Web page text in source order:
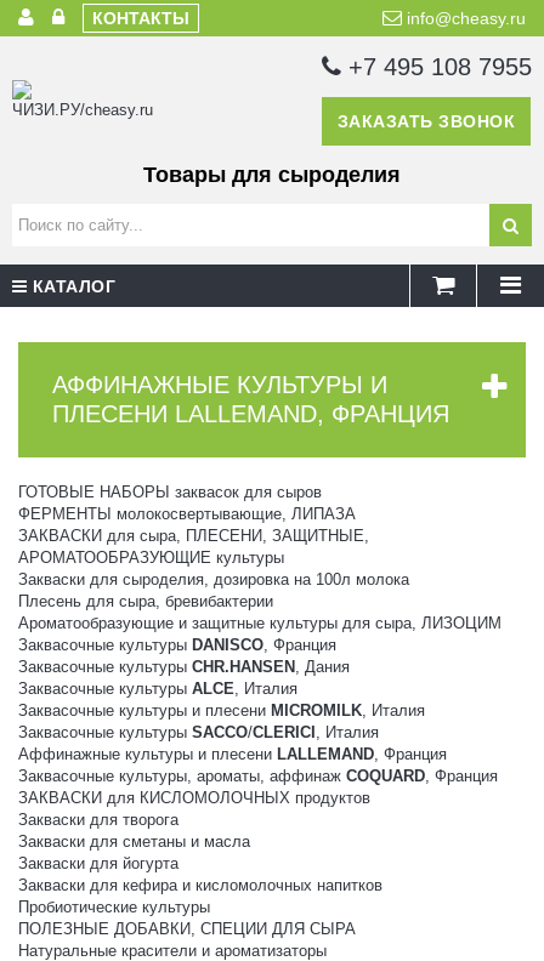
КОНТАКТЫ info@cheasy.ru
+7 495 108 7955
ЗАКАЗАТЬ ЗВОНОК
Товары для сыроделия
КАТАЛОГ
АФФИНАЖНЫЕ КУЛЬТУРЫ И
ПЛЕСЕНИ LALLEMAND, ФРАНЦИЯ
ГОТОВЫЕ НАБОРЫ заквасок для сыров
ФЕРМЕНТЫ молокосвертывающие, ЛИПАЗА
ЗАКВАСКИ для сыра, ПЛЕСЕНИ, ЗАЩИТНЫЕ,
АРОМАТООБРАЗУЮЩИЕ культуры
Закваски для сыроделия, дозировка на 100л молока
Плесень для сыра, бревибактерии
Ароматообразующие и защитные культуры для сыра, ЛИЗОЦИМ
Заквасочные культуры DANISCO, Франция
Заквасочные культуры CHR.HANSEN , Дания
Заквасочные культуры ALCE, Италия
Заквасочные культуры и плесени MICROMILK, Италия
Заквасочные культуры SACCO/CLERICI , Италия
Аффинажные культуры и плесени LALLEMAND, Франция
Заквасочные культуры, ароматы, аффинаж COQUARD, Франция
ЗАКВАСКИ для КИСЛОМОЛОЧНЫХ продуктов
Закваски для творога
Закваски для сметаны и масла
Закваски для йогурта
Закваски для кефира и кисломолочных напитков
Пробиотические культуры
ПОЛЕЗНЫЕ ДОБАВКИ, СПЕЦИИ ДЛЯ СЫРА
Натуральные красители и ароматизаторы